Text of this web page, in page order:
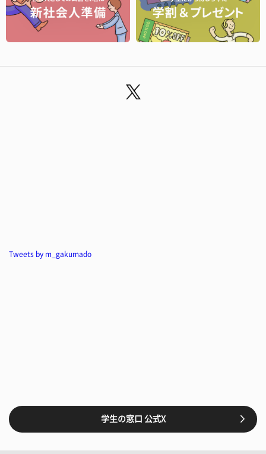
Tweets by m_gakumado
学生の窓口 公式X